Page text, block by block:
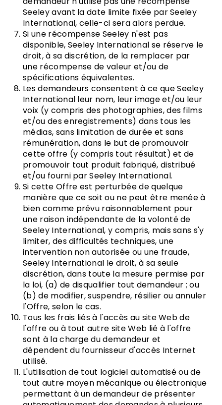
Seeley avant la date limite fixée par Seeley
International, celle-ci sera alors perdue.
Si une récompense Seeley n'est pas
disponible, Seeley International se réserve le
droit, à sa discrétion, de la remplacer par
une récompense de valeur et/ou de
spécifications équivalentes.
Les demandeurs consentent à ce que Seeley
International leur nom, leur image et/ou leur
voix (y compris des photographies, des films
et/ou des enregistrements) dans tous les
médias, sans limitation de durée et sans
rémunération, dans le but de promouvoir
cette offre (y compris tout résultat) et de
promouvoir tout produit fabriqué, distribué
et/ou fourni par Seeley International.
Si cette Offre est perturbée de quelque
manière que ce soit ou ne peut être menée à
bien comme prévu raisonnablement pour
une raison indépendante de la volonté de
Seeley International, y compris, mais sans s'y
limiter, des difficultés techniques, une
intervention non autorisée ou une fraude,
Seeley International le droit, à sa seule
discrétion, dans toute la mesure permise par
la loi, (a) de disqualifier tout demandeur ; ou
(b) de modifier, suspendre, résilier ou annuler
l'Offre, selon le cas.
Tous les frais liés à l'accès au site Web de
l'offre ou à tout autre site Web lié à l'offre
sont à la charge du demandeur et
dépendent du fournisseur d'accès Internet
utilisé.
L'utilisation de tout logiciel automatisé ou de
tout autre moyen mécanique ou électronique
permettant à un demandeur de présenter